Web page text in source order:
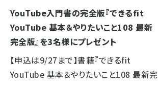
YouTube入門書の完全版『できるfit
YouTube 基本＆やりたいこと108 最新
完全版』を3名様にプレゼント
【申込は9/27まで】書籍『できるfit
YouTube 基本＆やりたいこと108 最新完